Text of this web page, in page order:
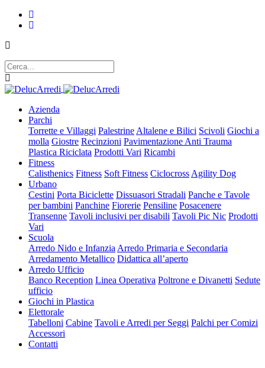
Azienda
Parchi
Torrette e Villaggi Palestrine Altalene e Bilici Scivoli Giochi a
molla Giostre Recinzioni Pavimentazione Anti Trauma
Plastica Riciclata Prodotti Vari Ricambi
Fitness
Calisthenics Fitness Soft Fitness Ciclocross Agility Dog
Urbano
Cestini Porta Biciclette Dissuasori Stradali Panche e Tavole
per bambini Panchine Fiorerie Pensiline Posacenere
Transenne Tavoli inclusivi per disabili Tavoli Pic Nic Prodotti
Vari
Scuola
Arredo Nido e Infanzia Arredo Primaria e Secondaria
Arredamento Metallico Didattica all’aperto
Arredo Ufficio
Banco Reception Linea Operativa Poltrone e Divanetti Sedute
ufficio
Giochi in Plastica
Elettorale
Tabelloni Cabine Tavoli e Arredi per Seggi Palchi per Comizi
Accessori
Contatti